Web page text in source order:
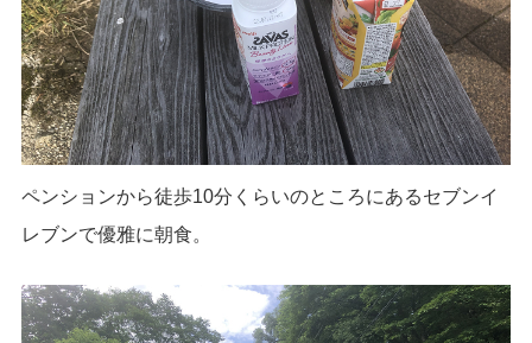
ペンションから徒歩10分くらいのところにあるセブンイ
レブンで優雅に朝食。